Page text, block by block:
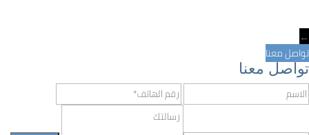
←
تواصل معنا
تواصل معنا